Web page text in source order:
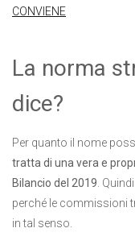
CONVIENE
La norma
dice?
Per quanto il nome
tratta di una vera e
Bilancio del 2019 .
perché le commissioni
in tal senso.